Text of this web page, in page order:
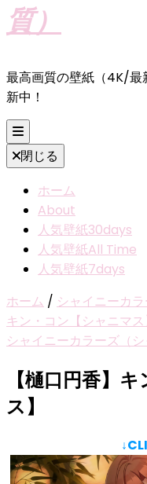
質）
最高画質の壁紙（4K/最
新中！
閉じる
ホーム
About
人気壁紙30days
人気壁紙All Time
人気壁紙7days
ホーム / シャイニーカ
キン・コン【シャニマス
シャイニーカラーズ（シ
【樋口円香】
ス】